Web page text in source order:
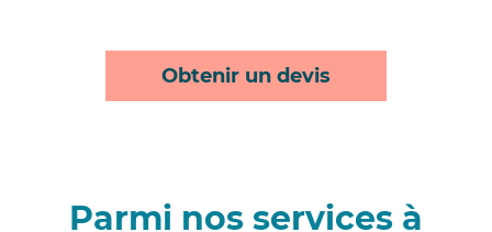
Obtenir un devis
Parmi nos services à